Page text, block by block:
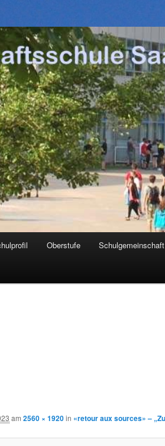
Oberstufe Schulgemeinschaft
am2560 × 1920in «retour aux sources» –